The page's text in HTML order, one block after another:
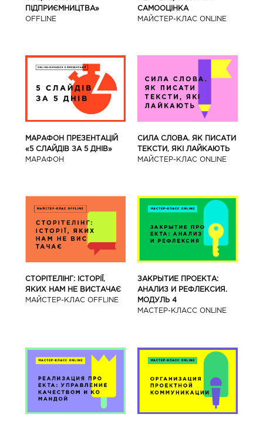
ПІДПРИЄМНИЦТВА»
OFFLINE
САМООЦІНКА
МАЙСТЕР-КЛАС ONLINE
МАРАФОН ПРЕЗЕНТАЦІЙ
«5 СЛАЙДІВ ЗА 5 ДНІВ»
МАРАФОН
СИЛА СЛОВА. ЯК ПИСАТИ
ТЕКСТИ, ЯКІ ЛАЙКАЮТЬ
МАЙСТЕР-КЛАС ONLINE
СТОРІТЕЛІНГ: ІСТОРІЇ,
ЯКИХ НАМ НЕ ВИСТАЧАЄ
МАЙСТЕР-КЛАС OFFLINE
ЗАКРЫТИЕ ПРОЕКТА:
АНАЛИЗ И РЕФЛЕКСИЯ.
МОДУЛЬ 4
МАСТЕР-КЛАСС ONLINE